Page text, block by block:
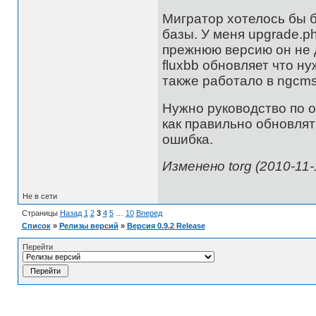
Мигратор хотелось бы
базы. У меня
прежнюю версию он не
fluxbb обновляет что
также работало в
Нужно руководство по
как правильно
ошибка.
Изменено torg (2010-
Не в сети
Страницы Назад 1 2 3 4 5 10 Вперед
Список » Релизы версий » Версия 0.9.2 Release
Перейти